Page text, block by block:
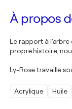
À propos
Le rapport à l'arbre
propre histoire,
Ly-Rose travaille
Acrylique Huile